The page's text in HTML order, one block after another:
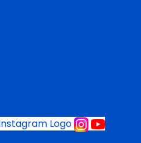
Logo